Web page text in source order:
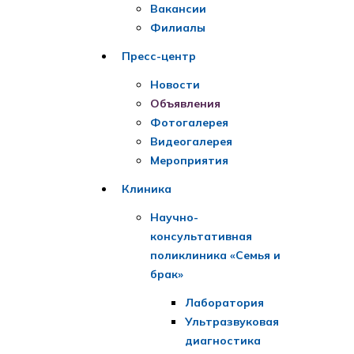
Вакансии
Филиалы
Пресс-центр
Новости
Объявления
Фотогалерея
Видеогалерея
Мероприятия
Клиника
Научно-
консультативная
поликлиника «Семья и
брак»
Лаборатория
Ультразвуковая
диагностика